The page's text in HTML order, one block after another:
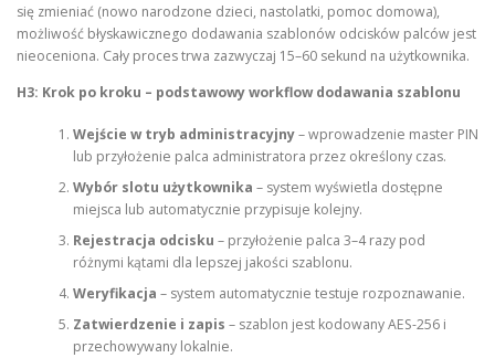
się zmieniać (nowo narodzone dzieci, nastolatki, pomoc domowa),
możliwość błyskawicznego dodawania szablonów odcisków palców jest
nieoceniona. Cały proces trwa zazwyczaj 15–60 sekund na użytkownika.
H3: Krok po kroku – podstawowy workflow dodawania szablonu
Wejście w tryb administracyjny– wprowadzenie master PIN
lub przyłożenie palca administratora przez określony czas.
Wybór slotu użytkownika – system wyświetla dostępne
miejsca lub automatycznie przypisuje kolejny.
Rejestracja odcisku – przyłożenie palca 3–4 razy pod
różnymi kątami dla lepszej jakości szablonu.
Weryfikacja – system automatycznie testuje rozpoznawanie.
Zatwierdzenie i zapis – szablon jest kodowany AES-256 i
przechowywany lokalnie.